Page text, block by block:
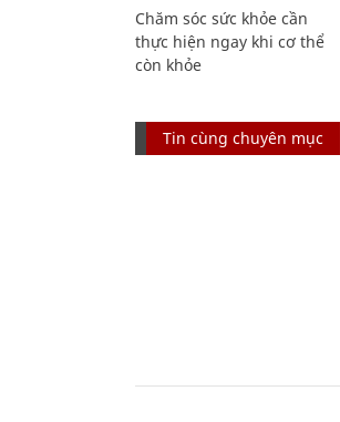
Chăm sóc sức khỏe cần
thực hiện ngay khi cơ thể
còn khỏe
Tin cùng chuyên mục